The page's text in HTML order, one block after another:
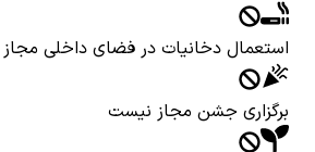
استعمال دخانیات در فضای داخلی
برگزاری جشن مجاز نیست